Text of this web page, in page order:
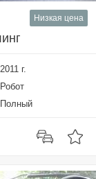
Низкая цена
2011 г.
Робот
Полный